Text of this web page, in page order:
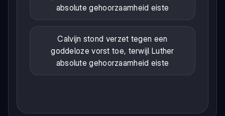
absolute gehoorzaamheid eiste
Calvijn stond verzet tegen een
goddeloze vorst toe, terwijl Luther
absolute gehoorzaamheid eiste